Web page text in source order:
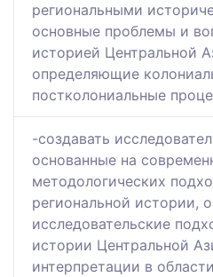
региональными
основные проблемы и
историей Центральной
определяющие
постколониальные
-создавать
основанные на
методологических
региональной истории,
исследовательские
истории Центральной
интерпретации в